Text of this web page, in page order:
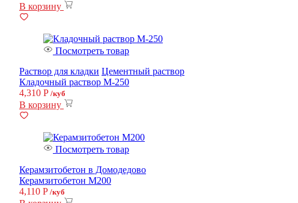
В корзину
Посмотреть товар
Раствор для кладки Цементный раствор
Кладочный раствор М-250
4,310 Р /куб
В корзину
Посмотреть товар
Керамзитобетон в Домодедово
Керамзитобетон M200
4,110 Р /куб